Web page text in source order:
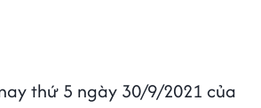
thứ 5 ngày 30/9/2021 của